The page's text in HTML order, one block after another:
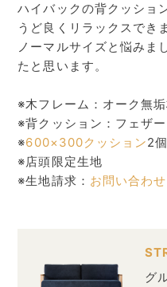
ハイバックの背クッショ
うど良くリラックスでき
ノーマルサイズと悩みま
たと思います。
※木フレーム：オーク無
※背クッション：フェザ
※600×300クッション2
※店頭限定生地
※生地請求： お問い合わ
グ